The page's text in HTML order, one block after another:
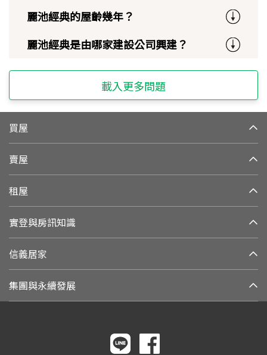
麗池經典的屋齡幾年？
麗池經典是由哪家建設公司興建？
載入更多問題
買屋
賣屋
租屋
實登與房訊知識
信義居家
集團與永續發展